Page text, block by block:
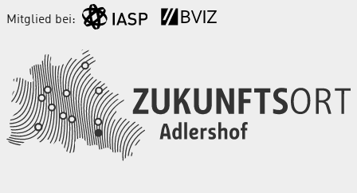
Mitglied bei: